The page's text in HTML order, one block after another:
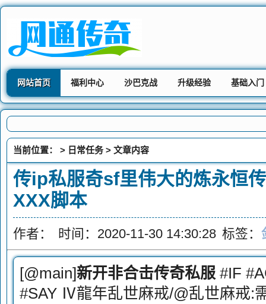
网站首页 福利中心 沙巴克战 升级经验 基础入门
当前位置： > 日常任务 > 文章内容
传ip私服奇sf里伟大的炼永恒
XXX脚本
作者： 时间：2020-11-30 14:30:28 标签：
[@main]新开非合击传奇私服#IF
#SAY Ⅳ龍年乱世麻戒/@乱世麻戒: